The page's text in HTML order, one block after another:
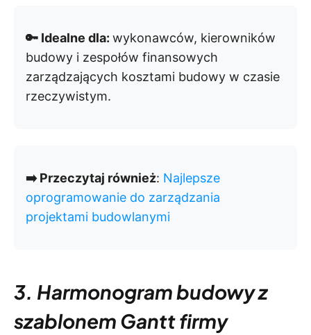
🔑 Idealne dla: wykonawców, kierowników
budowy i zespołów finansowych
zarządzających kosztami budowy w czasie
rzeczywistym.
➡️ Przeczytaj również: Najlepsze
oprogramowanie do zarządzania
projektami budowlanymi
3. Harmonogram budowy z
szablonem Gantt firmy